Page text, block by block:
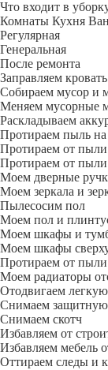
Что входит в
Регу­лярная
Гене­ральная
После ремонта
Заправляем кровать
Собираем мусор и
Меняем мусорные
Раскладываем
Протираем пыль на
Протираем от
Протираем от
Моем дверные
Моем зеркала и
Пылесосим пол
Моем пол и
Моем шкафы и
Моем шкафы
Протираем от
Моем радиаторы
Отодвигаем
Снимаем защитную
Снимаем скотч
Избавляем от
Избавляем мебель
Оттираем следы и